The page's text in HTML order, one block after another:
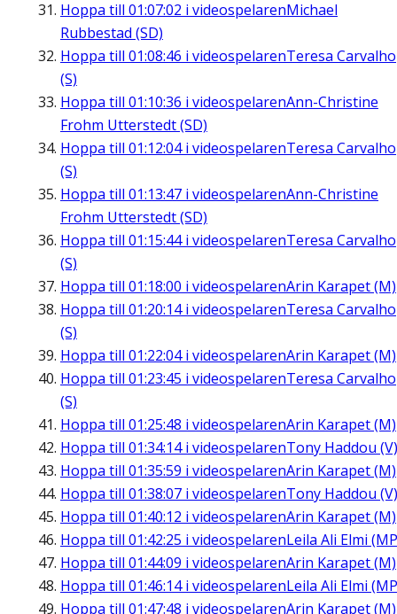
Hoppa till 01:07:02 i videospelarenMichael
Rubbestad (SD)
Hoppa till 01:08:46 i videospelarenTeresa Carvalho
(S)
Hoppa till 01:10:36 i videospelarenAnn-Christine
Frohm Utterstedt (SD)
Hoppa till 01:12:04i videospelarenTeresa Carvalho
(S)
Hoppa till 01:13:47 i videospelarenAnn-Christine
Frohm Utterstedt (SD)
Hoppa till 01:15:44i videospelarenTeresa Carvalho
(S)
Hoppa till 01:18:00 i videospelarenArin Karapet (M)
Hoppa till 01:20:14i videospelarenTeresa Carvalho
(S)
Hoppa till 01:22:04i videospelarenArin Karapet (M)
Hoppa till 01:23:45 i videospelarenTeresa Carvalho
(S)
Hoppa till 01:25:48 i videospelarenArin Karapet (M)
Hoppa till 01:34:14i videospelarenTony Haddou (V)
Hoppa till 01:35:59 i videospelarenArin Karapet (M)
Hoppa till 01:38:07 i videospelarenTony Haddou (V)
Hoppa till 01:40:12 i videospelarenArin Karapet (M)
Hoppa till 01:42:25 i videospelarenLeila Ali Elmi
Hoppa till 01:44:09 i videospelarenArin Karapet (M)
Hoppa till 01:46:14i videospelarenLeila Ali Elmi
Hoppa till 01:47:48 i videospelarenArin Karapet (M)